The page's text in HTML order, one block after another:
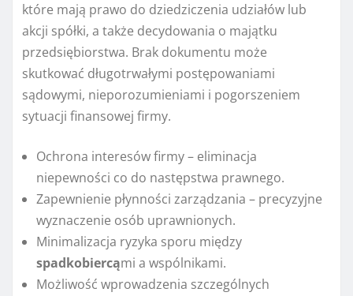
które mają prawo do dziedziczenia udziałów lub
akcji spółki, a także decydowania o majątku
przedsiębiorstwa. Brak dokumentu może
skutkować długotrwałymi postępowaniami
sądowymi, nieporozumieniami i pogorszeniem
sytuacji finansowej firmy.
Ochrona interesów firmy – eliminacja
niepewności co do następstwa prawnego.
Zapewnienie płynności zarządzania – precyzyjne
wyznaczenie osób uprawnionych.
Minimalizacja ryzyka sporu między
spadkobiercąmi a wspólnikami.
Możliwość wprowadzenia szczególnych